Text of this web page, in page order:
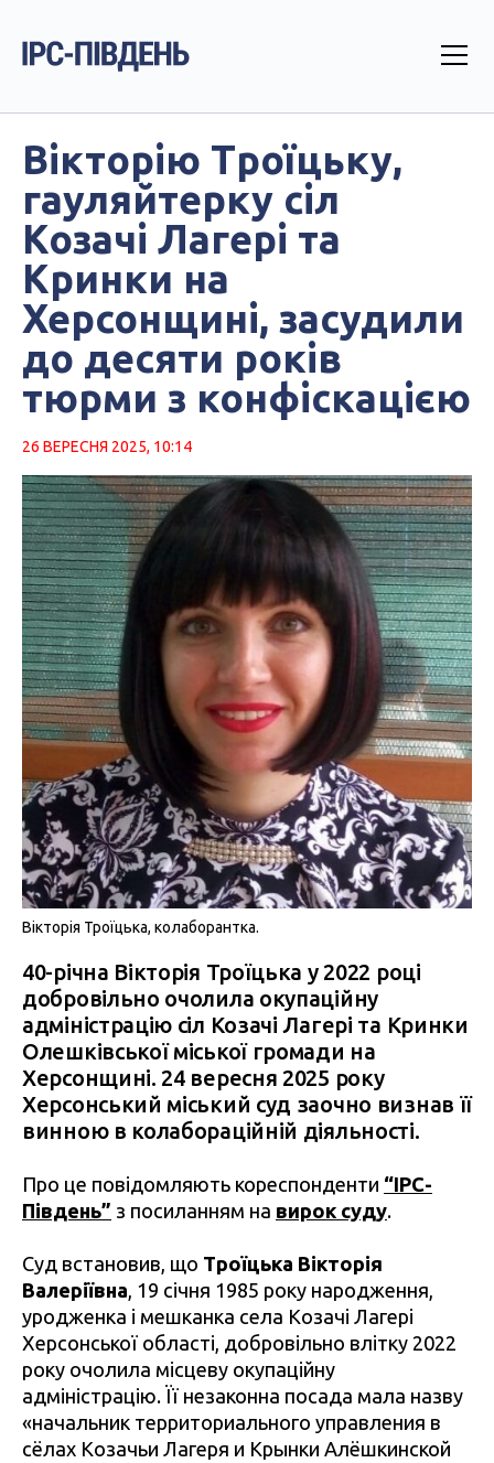
Вікторію Троїцьку,
гауляйтерку сіл
Козачі Лагері та
Кринки на
Херсонщині, засудили
до десяти років
тюрми з конфіскацією
26 ВЕРЕСНЯ 2025, 10:14
Вікторія Троїцька, колаборантка.
40-річна Вікторія Троїцька у 2022 році
добровільно очолила окупаційну
адміністрацію сіл Козачі Лагері та Кринки
Олешківської міської громади на
Херсонщині. 24 вересня 2025 року
Херсонський міський суд заочно визнав її
винною в колабораційній діяльності.
Про це повідомляють кореспонденти “ІРС-
Південь” з посиланням на вирок суду.
Суд встановив, що Троїцька Вікторія
Валеріївна, 19 січня 1985 року народження,
уродженка і мешканка села Козачі Лагері
Херсонської області, добровільно влітку 2022
року очолила місцеву окупаційну
адміністрацію. Її незаконна посада мала назву
«начальник территориального управления в
сёлах Козачьи Лагеря и Крынки Алёшкинской